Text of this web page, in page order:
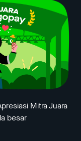
Mitra Juara
besar